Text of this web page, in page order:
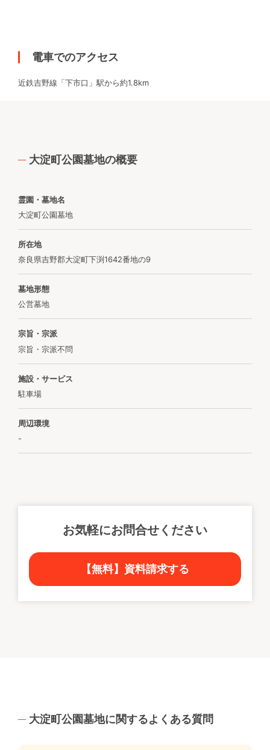
電車でのアクセス
近鉄吉野線「下市口」駅から約1.8km
大淀町公園墓地の概要
霊園・墓地名
大淀町公園墓地
所在地
奈良県吉野郡大淀町下渕1642番地の9
墓地形態
公営墓地
宗旨・宗派
宗旨・宗派不問
施設・サービス
駐車場
周辺環境
-
お気軽にお問合せください
【無料】資料請求する
大淀町公園墓地に関するよくある質問